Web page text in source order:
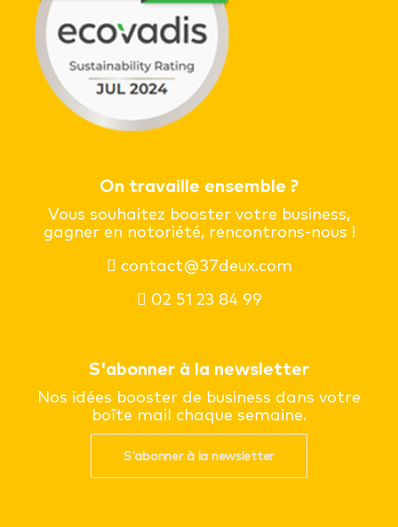
On travaille ensemble ?
Vous souhaitez booster votre business,
gagner en notoriété, rencontrons-nous !
contact@37deux.com
02 51 23 84 99
S'abonner à la newsletter
Nos idées booster de business dans votre
boîte mail chaque semaine.
S'abonner à la newsletter